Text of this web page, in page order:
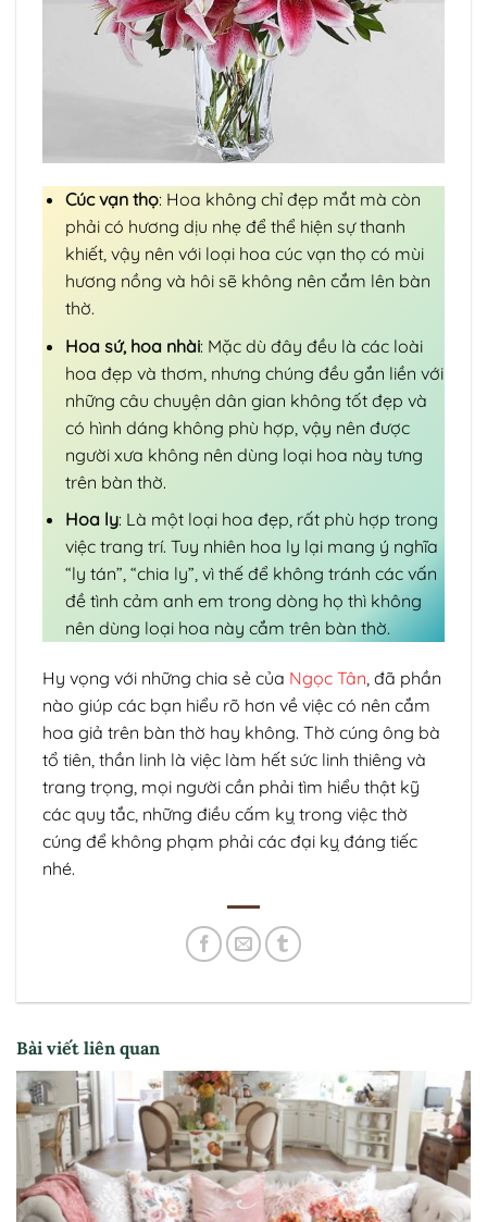
Cúc vạn thọ: Hoa không chỉ đẹp mắt mà còn
phải có hương dịu nhẹ để thể hiện sự thanh
khiết, vậy nên với loại hoa cúc vạn thọ có mùi
hương nồng và hôi sẽ không nên cắm lên bàn
thờ.
Hoa sứ, hoa nhài: Mặc dù đây đều là các loài
hoa đẹp và thơm, nhưng chúng đều gắn liền với
những câu chuyện dân gian không tốt đẹp và
có hình dáng không phù hợp, vậy nên được
người xưa không nên dùng loại hoa này tưng
trên bàn thờ.
Hoa ly: Là một loại hoa đẹp, rất phù hợp trong
việc trang trí. Tuy nhiên hoa ly lại mang ý nghĩa
“ly tán”, “chia ly”, vì thế để không tránh các vấn
đề tình cảm anh em trong dòng họ thì không
nên dùng loại hoa này cắm trên bàn thờ.
Hy vọng với những chia sẻ của Ngọc Tân, đã phần
nào giúp các bạn hiểu rõ hơn về việc có nên cắm
hoa giả trên bàn thờ hay không. Thờ cúng ông bà
tổ tiên, thần linh là việc làm hết sức linh thiêng và
trang trọng, mọi người cần phải tìm hiểu thật kỹ
các quy tắc, những điều cấm kỵ trong việc thờ
cúng để không phạm phải các đại kỵ đáng tiếc
nhé.
Bài viết liên quan